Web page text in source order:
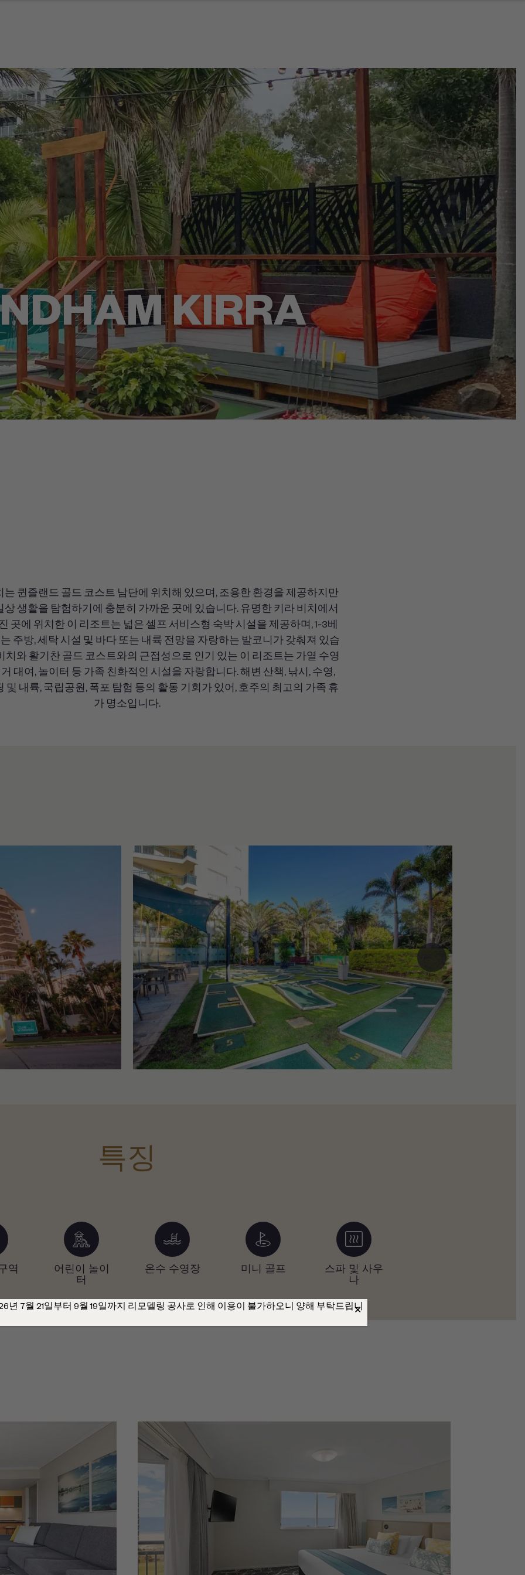
KIRRA
는 퀸즐랜드 골드 코스트 남단에 위치해 있으며, 조용한 환경을 제공하지만
상 생활을 탐험하기에 충분히 가까운 곳에 있습니다. 유명한 키라 비치에서
곳에 위치한 이 리조트는 넓은 셀프 서비스형 숙박 시설을 제공하며, 1~3베
주방, 세탁 시설 및 바다 또는 내륙 전망을 자랑하는 발코니가 갖춰져 있습
치와 활기찬 골드 코스트와의 근접성으로 인기 있는 이 리조트는 가열 수영
대여, 놀이터 등 가족 친화적인 시설을 자랑합니다. 해변 산책, 낚시, 수영,
및 내륙, 국립공원, 폭포 탐험 등의 활동 기회가 있어, 호주의 최고의 가족 휴
가 명소입니다.
특징
역
어린이 놀이
터
온수 수영장 미니 골프
스파 및 사우
나
년 7월 21일부터 9월 19일까지 리모델링 공사로 인해 이용이 불가하오니 양해 부탁드립니
✕